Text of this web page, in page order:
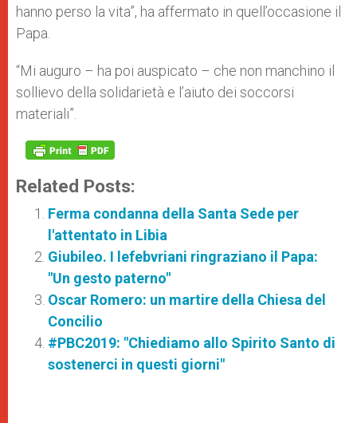
hanno perso la vita”, ha affermato in quell’occasione il
Papa.
“Mi auguro – ha poi auspicato – che non manchino il
sollievo della solidarietà e l’aiuto dei soccorsi
materiali”.
Related Posts:
Ferma condanna della Santa Sede per
l'attentato in Libia
Giubileo. I lefebvriani ringraziano il Papa:
"Un gesto paterno"
Oscar Romero: un martire della Chiesa del
Concilio
#PBC2019: "Chiediamo allo Spirito Santo di
sostenerci in questi giorni"